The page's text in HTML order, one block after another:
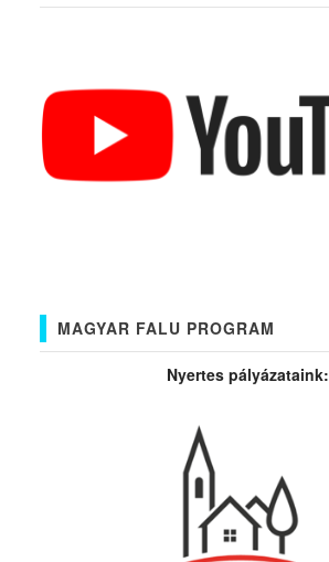
MAGYAR FALU PROGRAM
Nyertes pályázataink: